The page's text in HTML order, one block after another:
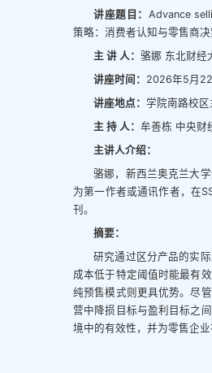
讲座题目： Advance
策略：消费者认知与零售商决
主 讲 人：骆娜 东北财经
讲座时间： 2026年5月
讲座地点：学院南路校
主 持 人：牟善栋 中央财
主讲人介绍：
骆娜，新西兰奥克兰大
为第一作者或通讯作者，在
刊。
摘要：
研究通过区分产品的实
成本低于特定阈值时能最有
纯预售模式则更具优势。尽
营中降损目标与盈利目标之
境中的有效性，并为零售企